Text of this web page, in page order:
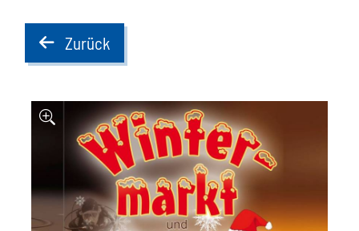
backZurück